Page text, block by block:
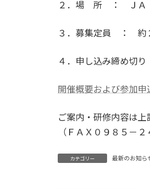
２．場 所 ： ＪＡ・
３．募集定員 ： 約
４．申し込み締め切
開催概要および参加申
ご案内・研修内容は
（ＦＡＸ０９８５－
カテゴリー 最新のお知ら